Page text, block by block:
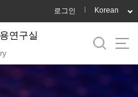
로그인 Korean
연구실